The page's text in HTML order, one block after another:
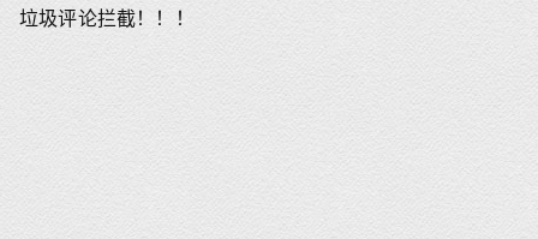
垃圾评论拦截！！！